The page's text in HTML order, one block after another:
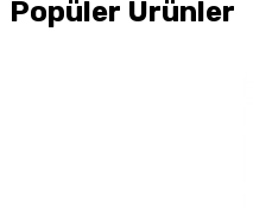
Popüler Ürünler